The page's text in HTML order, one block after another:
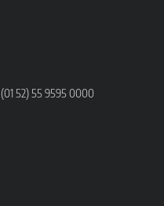
52) 55 9595 0000